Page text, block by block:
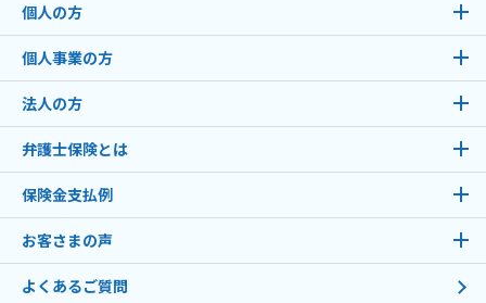
個人の方
個人事業の方
法人の方
弁護士保険とは
保険金支払例
お客さまの声
よくあるご質問